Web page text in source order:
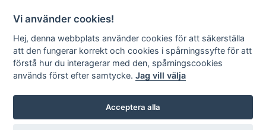
Sök
Vi använder cookies!
Hej, denna webbplats använder cookies för att säkerställa
att den fungerar korrekt och cookies i spårningssyfte för att
förstå hur du interagerar med den, spårningscookies
används först efter samtycke.Jag vill välja
Acceptera alla